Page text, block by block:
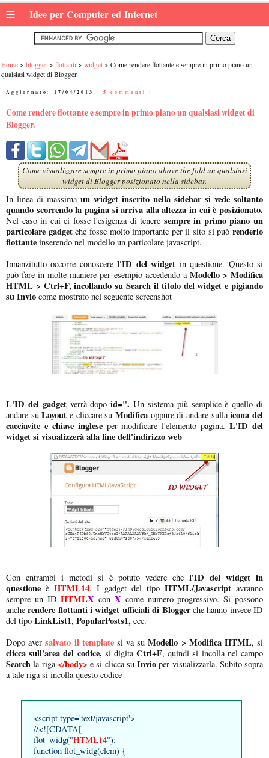
≡ Idee per Computer ed Internet
Home blogger flottanti widget
Come rendere flottante e sempre in primo piano un
qualsiasi widget di Blogger.
Aggiornato: 17/04/2013 5 commenti :
Come rendere flottante e sempre in primo piano un qualsiasi widget di
Blogger.
Come visualizzare sempre in primo piano above the fold un qualsiasi
widget di Blogger posizionato nella sidebar.
In linea di massima un widget inserito nella sidebar si vede soltanto
quando scorrendo la pagina si arriva alla altezza in cui è posizionato.
Nel caso in cui ci fosse l'esigenza di tenere sempre in primo piano un
particolare gadgetche fosse molto importante per il sito si puòrenderlo
flottante inserendo nel modello un particolare javascript.
Innanzitutto occorre conoscerel'ID del widget in questione. Questo si
può fare in molte maniere per esempio accedendo a Modello > Modifica
HTML > Ctrl+F, incollando su Search il titolo del widget e pigiando
su Invio come mostrato nel seguente screenshot
L'ID del gadgetverrà dopoid=".Un sistema più semplice è quello di
andare suLayout e cliccare suModifica oppure di andare sullaicona del
cacciavite e chiave ingleseper modificare l'elemento pagina.L'ID del
widget si visualizzerà alla fine dell'indirizzo web
Con entrambi i metodi si è potuto vedere che l'ID del widget in
questione è HTML14. I gadget del tipo HTML/Javascript avranno
sempre un IDHTMLX conX come numero progressivo. Si possono
ancherendere flottanti i widget ufficiali di Bloggerche hanno invece ID
del tipo LinkList1, PopularPosts1, ecc.
Dopo aversalvato il templatesi va suModello > Modifica HTML, si
clicca sull'area del codice,si digitaCtrl+F, quindi si incolla nel campo
Searchla riga </body> e si clicca su Invioper visualizzarla. Subito sopra
a tale riga si incolla questo codice
<script type='text/javascript'>
//<![CDATA[
flot_widg("HTML14");
function flot_widg(elem) {